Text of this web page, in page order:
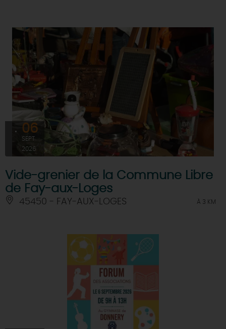
06
SEPT
2026
Vide-grenier de la Commune Libre
de Fay-aux-Loges
45450 - FAY-AUX-LOGES À 3 KM